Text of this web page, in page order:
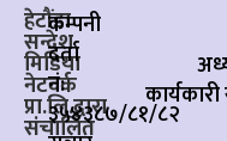
हेटौंडा
सन्देश
मिडिया
नेटवर्क
प्रा.लि.द्वारा
संचालित
कम्पनी
दर्ता
नं:
३५४३८७/८१/८२